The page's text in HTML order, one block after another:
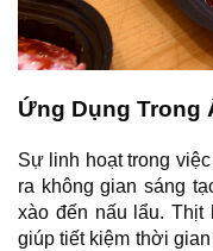
Ứng Dụng Trong
Sự linh hoạt trong
ra không gian sáng
xào đến nấu lẩu. Thịt
giúp tiết kiệm thời